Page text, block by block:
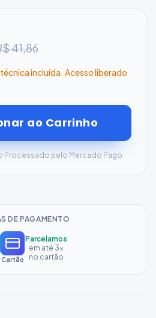
41,86
incluída. Acesso liberado
ao Carrinho
Processado pelo Mercado Pago
DE PAGAMENTO
Cartão
Parcelamos
em até 3x
no cartão